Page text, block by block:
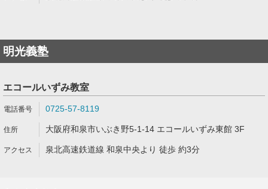
明光義塾
エコールいずみ教室
0725-57-8119
大阪府和泉市いぶき野5-1-14 エコールいずみ東館 3F
泉北高速鉄道線 和泉中央より 徒歩 約3分